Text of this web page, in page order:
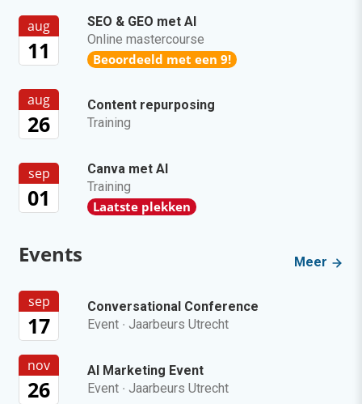
aug
11
SEO & GEO met AI
Online mastercourse
Beoordeeld met een 9!
aug
26
Content repurposing
Training
sep
01
Canva met AI
Training
Laatste plekken
Events Meer
sep
17
Conversational Conference
Event · Jaarbeurs Utrecht
nov
26
AI Marketing Event
Event · Jaarbeurs Utrecht